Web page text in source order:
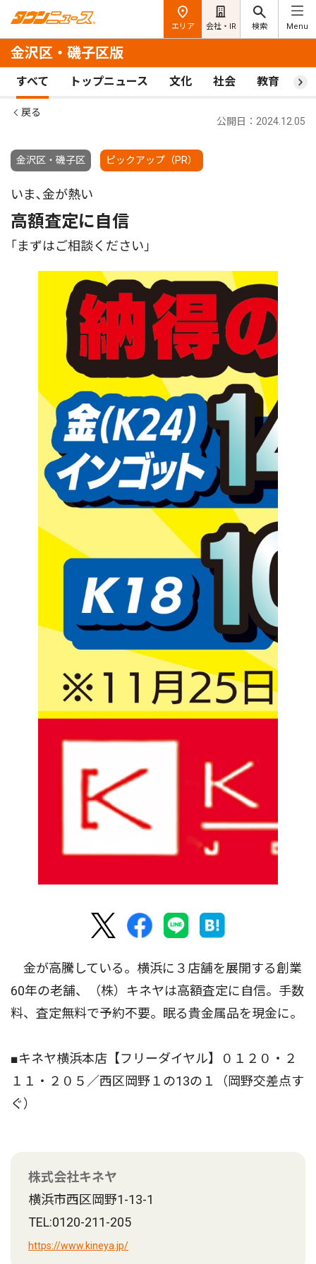
エリア 会社・IR 検索 Menu
金沢区・磯子区版
すべて トップニュース 文化 社会 教育 ス
戻る
金沢区・磯子区 ピックアップ（PR）
公開日：2024.12.05
いま､金が熱い
高額査定に自信
｢まずはご相談ください｣
金が高騰している。横浜に３店舗を展開する創業
60年の老舗、（株）キネヤは高額査定に自信。手数
料、査定無料で予約不要。眠る貴金属品を現金に。
■キネヤ横浜本店【フリーダイヤル】０１２０・２
１１・２０５／西区岡野１の13の１（岡野交差点す
ぐ）
株式会社キネヤ
横浜市西区岡野1-13-1
TEL:0120-211-205
https://www.kineya.jp/